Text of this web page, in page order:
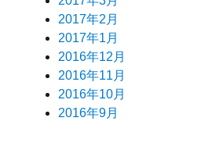
2017年2月
2017年1月
2016年12月
2016年11月
2016年10月
2016年9月